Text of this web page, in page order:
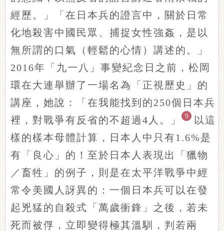
經歷。」「在日本兵的證言中，關於日常
化地殺害中國民眾、捕捉女性強姦，是以
無所謂的口氣（輕鬆的心情）講述的。」
2016年「九一八」事變紀念日之前，松岡
環在大連舉辦了一場名為「正視歷史」的
講座，她說：「在我能找到的250個日本兵
裡，對戰爭有反省的不超過4人。」
9
以這
樣的樣本母體計算，日本人中只有1.6%是
有「良心」的！至於日本人表現出「獵物
／畜牲」的例子，則是在太平洋戰爭中經
常令美國人訝異的：一個日本兵可以在發
起兇猛的自殺式「萬歲衝鋒」之後，若未
死而被俘，立即變得極其溫馴，判若兩